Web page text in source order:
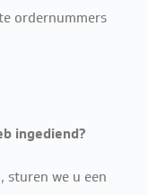
ordernummers
ingediend?
sturen we u een